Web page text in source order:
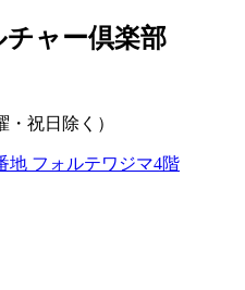
ャー倶楽部
・祝日除く）
地 フォルテワジマ4階